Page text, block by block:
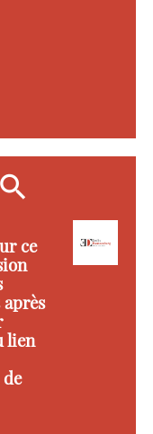
ce
lien
de